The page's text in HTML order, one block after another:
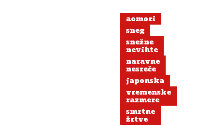
aomori
sneg
snežne
nevihte
naravne
nesreče
japonska
vremenske
razmere
smrtne
žrtve